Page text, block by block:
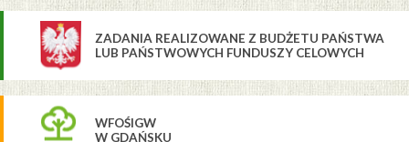
ZADANIA REALIZOWANE Z BUDŻETU PAŃSTWA
LUB PAŃSTWOWYCH FUNDUSZY CELOWYCH
WFOŚIGW
W GDAŃSKU